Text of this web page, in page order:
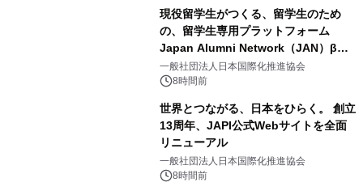
現役留学生がつくる、留学生のため
の、留学生専用プラットフォーム
Japan Alumni Network（JAN）β版
をリリース
一般社団法人日本国際化推進協会
8時間前
世界とつながる、日本をひらく。 創立
13周年、JAPI公式Webサイトを全面
リニューアル
一般社団法人日本国際化推進協会
8時間前